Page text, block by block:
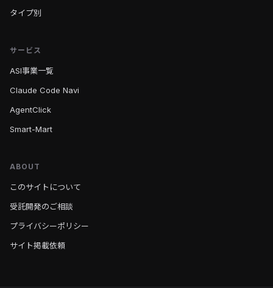
タイプ別
サービス
ASI事業一覧
Claude Code Navi
AgentClick
Smart-Mart
ABOUT
このサイトについて
受託開発のご相談
プライバシーポリシー
サイト掲載依頼